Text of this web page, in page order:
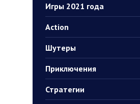
Игры 2021 года
Action
Шутеры
Приключения
Стратегии